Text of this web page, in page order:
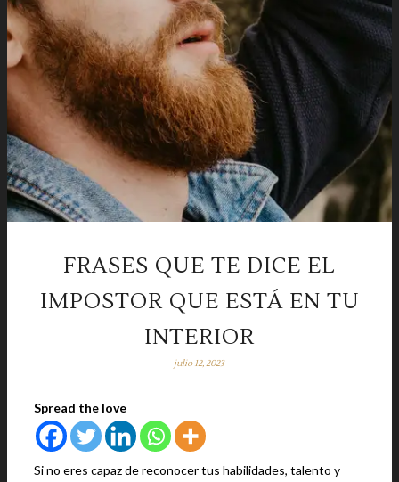
FRASES QUE TE DICE EL
IMPOSTOR QUE ESTÁ EN TU
INTERIOR
julio 12, 2023
Spread the love
Si no eres capaz de reconocer tus habilidades, talento y